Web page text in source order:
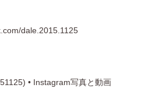
dale.2015.1125
• Instagram写真と動画